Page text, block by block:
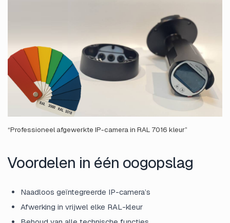
“Professioneel afgewerkte IP-camera in RAL 7016 kleur”
Voordelen in één oogopslag
Naadloos geïntegreerde IP-camera’s
Afwerking in vrijwel elke RAL-kleur